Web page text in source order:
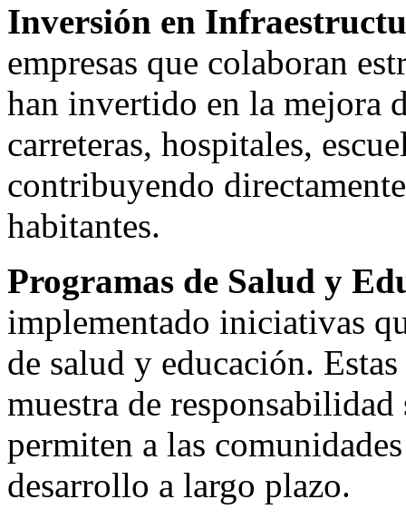
Inversión en
empresas que colaboran
han invertido en la mejora
carreteras, hospitales,
contribuyendo
habitantes.
Programas de Salud y
implementado iniciativas
de salud y educación.
muestra de
permiten a las
desarrollo a largo plazo.